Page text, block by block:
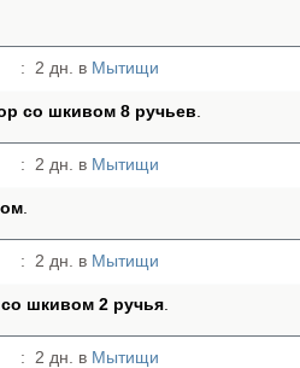
: 2 дн. в Мытищи
cо шкивом 8 ручьев
: 2 дн. в Мытищи
: 2 дн. в Мытищи
cо шкивом 2 ручья
: 2 дн. в Мытищи